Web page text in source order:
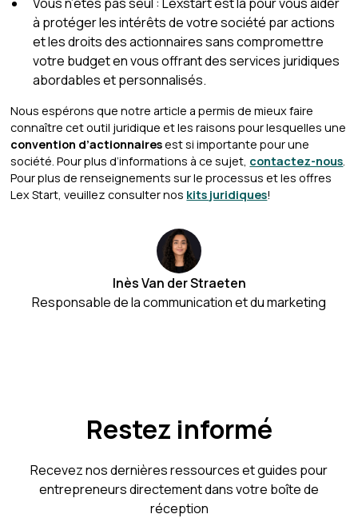
à protéger les intérêts de votre société par actions
et les droits des actionnaires sans compromettre
votre budget en vous offrant des services juridiques
abordables et personnalisés.
Nous espérons que notre article a permis de mieux faire
connaître cet outil juridique et les raisons pour lesquelles une
convention d’actionnairesest si importante pour une
société. Pour plus d’informations à ce sujet, contactez-nous.
Pour plus de renseignements sur le processus et les offres
Lex Start, veuillez consulter nos kits juridiques!
Inès Van der Straeten
Responsable de la communication et du marketing
Restez informé
Recevez nos dernières ressources et guides pour
entrepreneurs directement dans votre boîte de
réception